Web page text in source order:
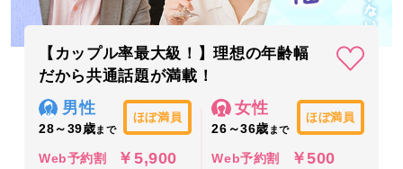
【カップル率最大級！】理想の年齢幅
だから共通話題が満載！
男性
28～39歳まで
ほぼ満員
Web予約割 ￥5,900
女性
26～36歳 まで
ほぼ満員
Web予約割 ￥500